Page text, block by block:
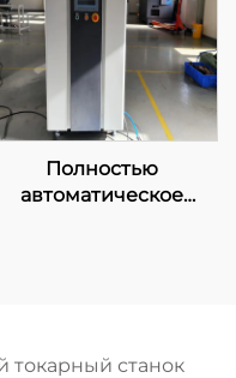
Полностью
автоматическое
токарный станок